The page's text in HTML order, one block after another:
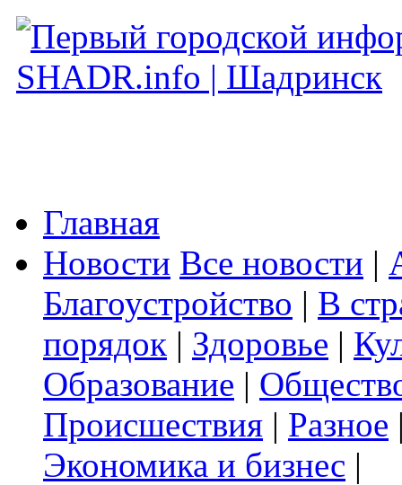
Главная
Новости Все новости |
Благоустройство | В
порядок | Здоровье |
Образование |
Происшествия | Разное
Экономика и бизнес |